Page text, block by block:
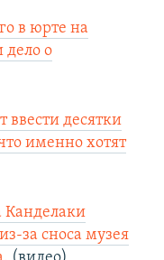
в юрте на
дело о
ввести десятки
именно хотят
Канделаки
за сноса музея